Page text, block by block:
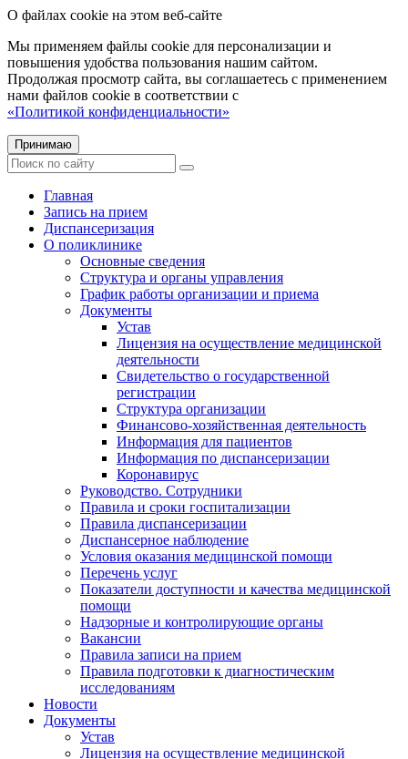
О файлах cookie на этом веб-сайте
Мы применяем файлы cookie для персонализации и
повышения удобства пользования нашим сайтом.
Продолжая просмотр сайта, вы соглашаетесь с применением
нами файлов cookie в соответствии с
«Политикой конфиденциальности»
Принимаю
Главная
Запись на прием
Диспансеризация
О поликлинике
Основные сведения
Структура и органы управления
График работы организации и приема
Документы
Устав
Лицензия на осуществление медицинской
деятельности
Свидетельство о государственной
регистрации
Структура организации
Финансово-хозяйственная деятельность
Информация для пациентов
Информация по диспансеризации
Коронавирус
Руководство. Сотрудники
Правила и сроки госпитализации
Правила диспансеризации
Диспансерное наблюдение
Условия оказания медицинской помощи
Перечень услуг
Показатели доступности и качества медицинской
помощи
Надзорные и контролирующие органы
Вакансии
Правила записи на прием
Правила подготовки к диагностическим
исследованиям
Новости
Документы
Устав
Лицензия на осуществление медицинской